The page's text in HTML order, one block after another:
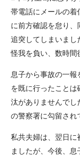
帯電話にメールの着
に前方確認を怠り、
追突してしまいまし
怪我を負い、数時間
息子から事故の一報
を既に行ったこと
汰がありませんでし
の警察署に勾留され
私共夫婦は、翌日に
ましたが、今後、